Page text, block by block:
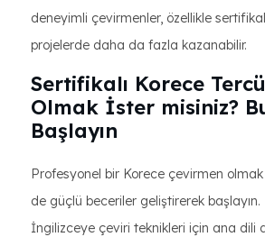
deneyimli çevirmenler, özellikle
projelerde daha da fazla kazanabilir.
Sertifikalı Korece
Olmak İster misiniz?
Başlayın
Profesyonel bir Korece çevirmen
de güçlü beceriler geliştirerek başlayın.
İngilizceye çeviri teknikleri için ana dili